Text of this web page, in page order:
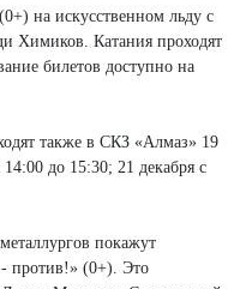
на искусственном льду с
Химиков. Катания проходят
билетов доступно на
также в СКЗ «Алмаз» 19
до 15:30; 21 декабря с
покажут
против!» (0+). Это